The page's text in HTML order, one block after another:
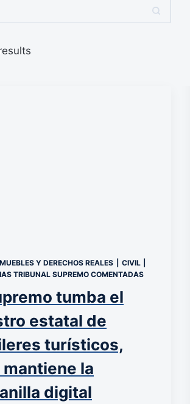
Y DERECHOS REALES CIVIL
TRIBUNAL SUPREMO COMENTADAS
tumba el
estatal de
turísticos,
mantiene la
digital